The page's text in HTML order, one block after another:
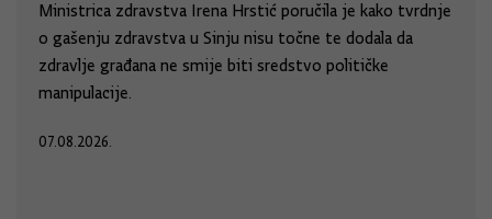
Ministrica zdravstva Irena Hrstić poručila je kako tvrdnje
o gašenju zdravstva u Sinju nisu točne te dodala da
zdravlje građana ne smije biti sredstvo političke
manipulacije.
07.08.2026.